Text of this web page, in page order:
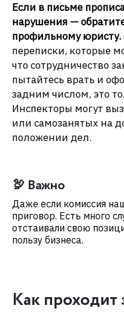
Если в письме
нарушения —
профильному юристу.
переписки, которые
что сотрудничество
пытайтесь врать и
задним числом, это
Инспекторы могут
или самозанятых на
положении дел.
🦃 Важно
Даже если комиссия
приговор. Есть много
отстаивали свою
пользу бизнеса.
Как проходит